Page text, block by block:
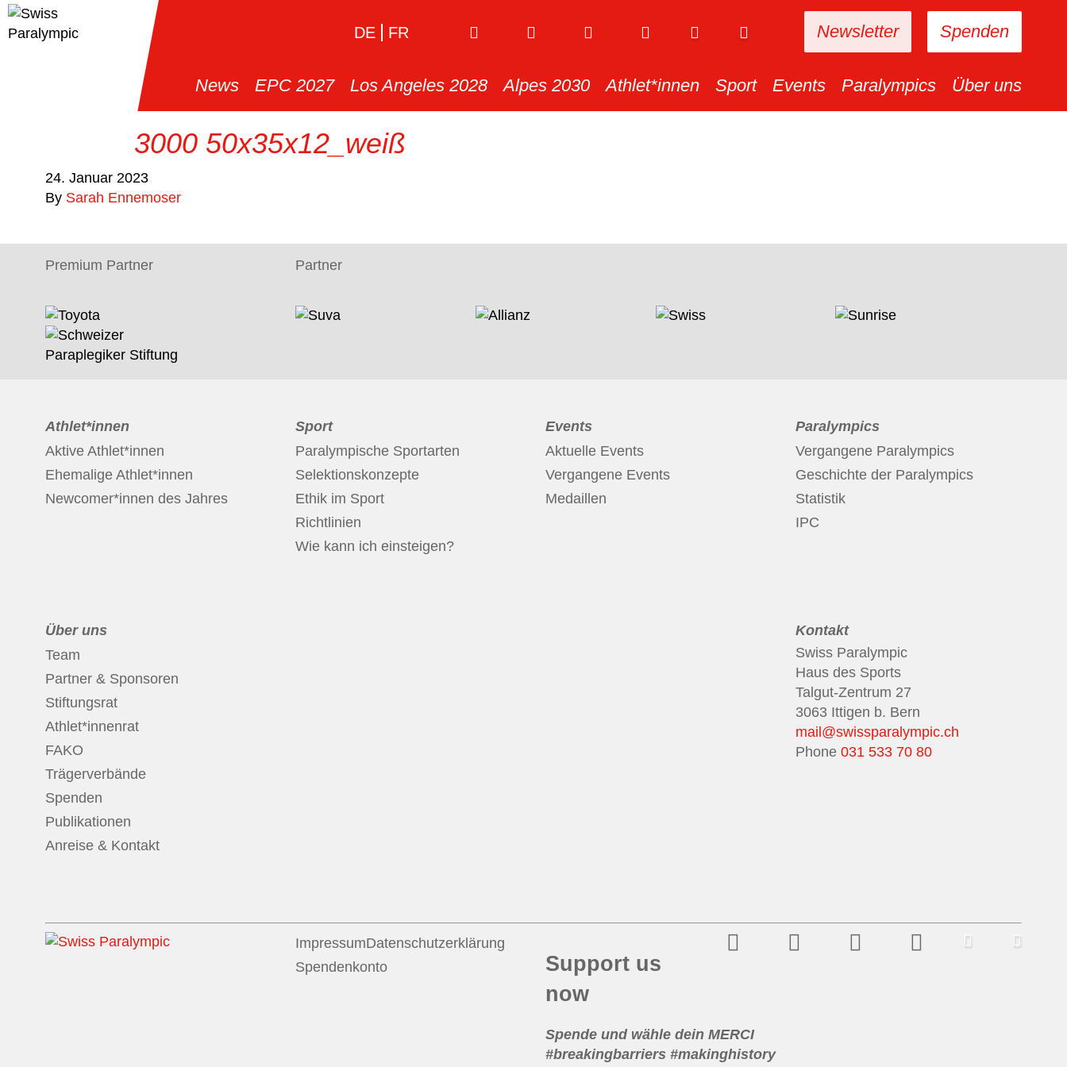
Spenden
Newsletter
DE FR
News EPC 2027 Los Angeles 2028 Alpes 2030 Athlet*innen Sport Events Paralympics Über uns
Blume 3000 50x35x12_weiß
24. Januar 2023
By Sarah Ennemoser
Premium Partner Partner
Athlet*innen
Aktive Athlet*innen
Ehemalige Athlet*innen
Newcomer*innen des Jahres
Sport
Paralympische Sportarten
Selektionskonzepte
Ethik im Sport
Richtlinien
Wie kann ich einsteigen?
Events
Aktuelle Events
Vergangene Events
Medaillen
Paralympics
Vergangene Paralympics
Geschichte der Paralympics
Statistik
IPC
Über uns
Team
Partner & Sponsoren
Stiftungsrat
Athlet*innenrat
FAKO
Trägerverbände
Spenden
Publikationen
Anreise & Kontakt
Kontakt
Swiss Paralympic
Haus des Sports
Talgut-Zentrum 27
3063 Ittigen b. Bern
mail@swissparalympic.ch
Phone 031 533 70 80
ImpressumDatenschutzerklärung
Spendenkonto
Support us
now
Spende und wähle dein MERCI
#breakingbarriers #makinghistory